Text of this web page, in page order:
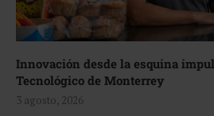
Innovación desde la esquina
Tecnológico de Monterrey
3 agosto, 2026